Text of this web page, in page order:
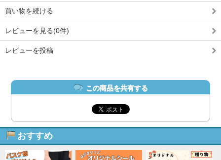
買い物を続ける
レビューを見る(0件)
レビューを投稿
この商品を共有する
おすすめ